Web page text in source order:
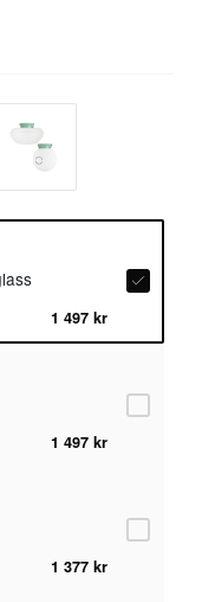
1 497 kr
1 497 kr
1 377 kr